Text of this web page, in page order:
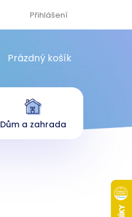
Přihlášení
NÁKUPNÍ KOŠÍK
Prázdný košík
Dům a zahrada